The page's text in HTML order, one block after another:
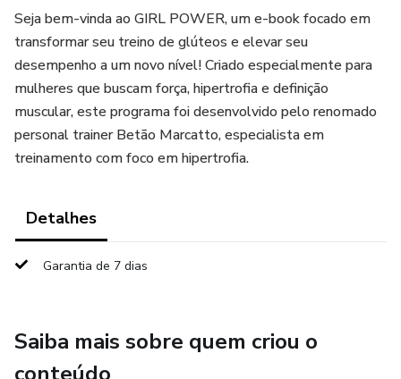
Seja bem-vinda ao GIRL POWER, um e-book focado em
transformar seu treino de glúteos e elevar seu
desempenho a um novo nível! Criado especialmente para
mulheres que buscam força, hipertrofia e definição
muscular, este programa foi desenvolvido pelo renomado
personal trainer Betão Marcatto, especialista em
treinamento com foco em hipertrofia.
Detalhes
Garantia de 7 dias
Saiba mais sobre quem criou o